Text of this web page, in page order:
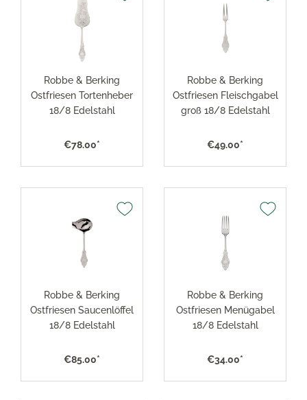
Robbe & Berking
Ostfriesen Tortenheber
18/8 Edelstahl
€78.00*
Robbe & Berking
Ostfriesen Fleischgabel
groß 18/8 Edelstahl
€49.00*
Robbe & Berking
Ostfriesen Saucenlöffel
18/8 Edelstahl
€85.00*
Robbe & Berking
Ostfriesen Menügabel
18/8 Edelstahl
€34.00*